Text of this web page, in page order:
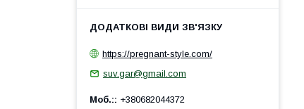
https://pregnant-style.com/
suv.gar@gmail.com
Моб.: +380682044372